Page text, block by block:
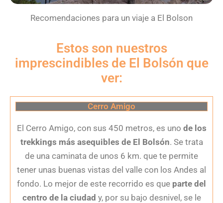
Recomendaciones para un viaje a El Bolson
Estos son nuestros
imprescindibles de El Bolsón que
ver:
Cerro Amigo
El Cerro Amigo, con sus 450 metros, es uno de los
trekkings más asequibles de El Bolsón. Se trata
de una caminata de unos 6 km. que te permite
tener unas buenas vistas del valle con los Andes al
fondo. Lo mejor de este recorrido es que parte del
centro de la ciudad y, por su bajo desnivel, se le